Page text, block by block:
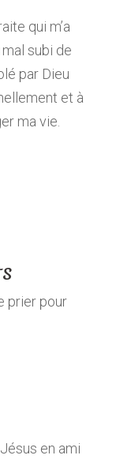
qui m’a
subi de
par Dieu
et à
ma vie.
prier pour
en ami